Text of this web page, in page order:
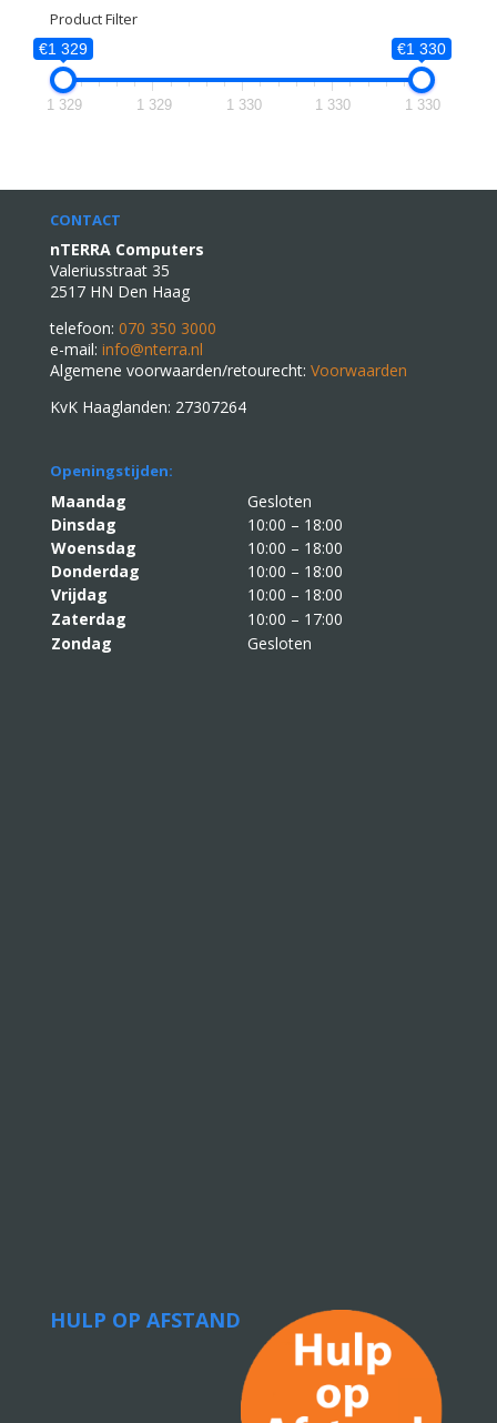
Product Filter
€1 329 €1 330
1 329 1 329 1 330 1 330 1 330
CONTACT
nTERRA Computers
Valeriusstraat 35
2517 HN Den Haag
telefoon: 070 350 3000
e-mail: info@nterra.nl
Algemene voorwaarden/retourecht: Voorwaarden
KvK Haaglanden: 27307264
Openingstijden:
Maandag
Gesloten
Dinsdag
10:00 – 18:00
Woensdag
10:00 – 18:00
Donderdag
10:00 – 18:00
Vrijdag
10:00 – 18:00
Zaterdag
10:00 – 17:00
Zondag
Gesloten
HULP OP AFSTAND